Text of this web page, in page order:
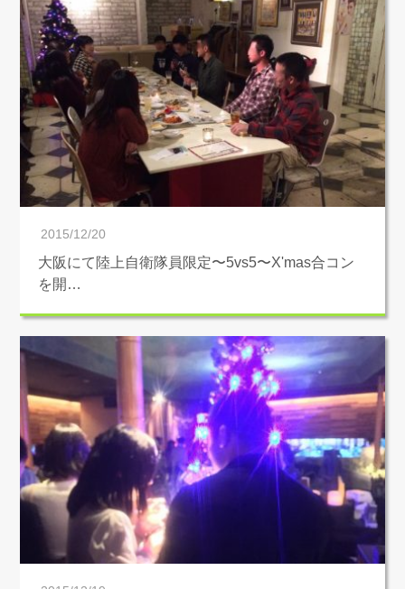
2015/12/20
大阪にて陸上自衛隊員限定〜5vs5〜X'mas合コン
を開…